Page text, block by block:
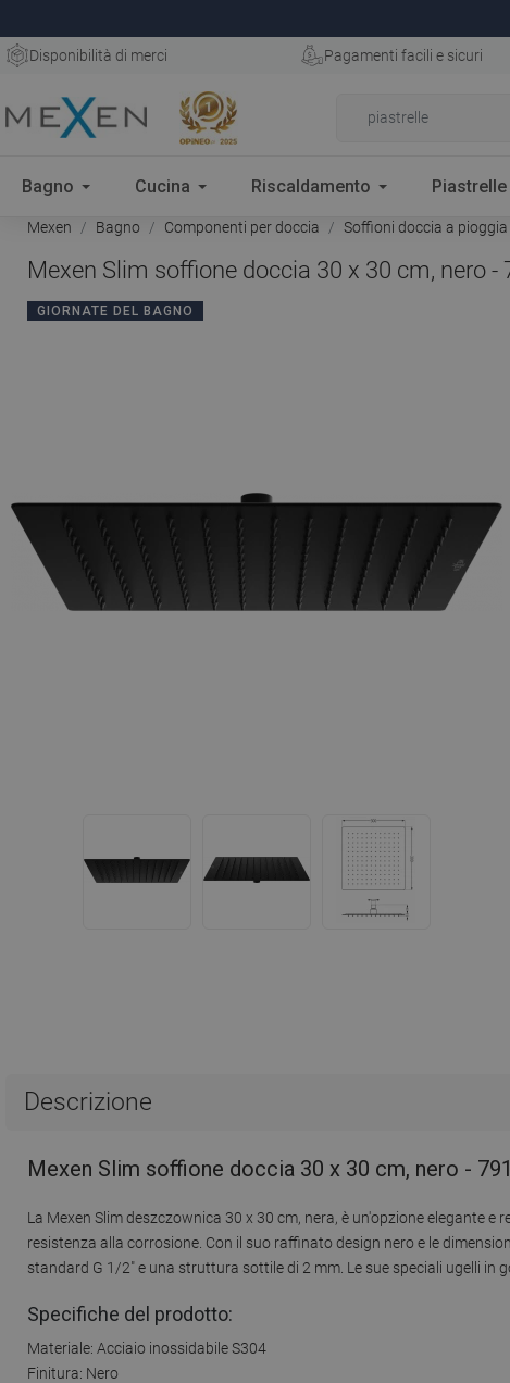
Disponibilità di merci Pagamenti facili e sicuri
Bagno Cucina Riscaldamento Piastrelle
Mexen Bagno Componenti per doccia Soffioni doccia a pioggia
Mexen Slim soffione doccia 30 x 30 cm, nero -
GIORNATE DEL BAGNO
Descrizione
Mexen Slim soffione doccia 30 x 30 cm, nero -
La Mexen Slim deszczownica 30 x 30 cm, nera, è un'opzione elegante
resistenza alla corrosione. Con il suo raffinato design nero e le
standard G 1/2" e una struttura sottile di 2 mm. Le sue speciali ugelli in
Specifiche del prodotto:
Materiale: Acciaio inossidabile S304
Finitura: Nero